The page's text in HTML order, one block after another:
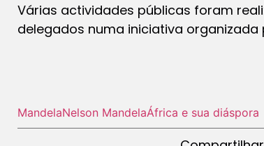
Várias actividades públicas foram
delegados numa iniciativa
MandelaNelson MandelaÁfrica e sua diáspora